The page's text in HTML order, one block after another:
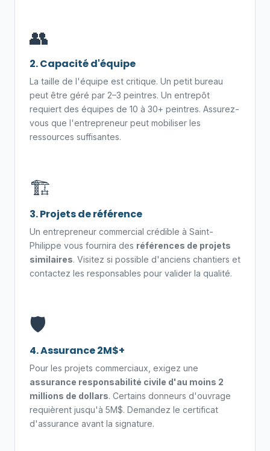
👥
2. Capacité d'équipe
La taille de l'équipe est critique. Un petit bureau
peut être géré par 2–3 peintres. Un entrepôt
requiert des équipes de 10 à 30+ peintres. Assurez-
vous que l'entrepreneur peut mobiliser les
ressources suffisantes.
🏗️
3. Projets de référence
Un entrepreneur commercial crédible à Saint-
Philippe vous fournira des références de projets
similaires. Visitez si possible d'anciens chantiers et
contactez les responsables pour valider la qualité.
🛡️
4. Assurance 2M$+
Pour les projets commerciaux, exigez une
assurance responsabilité civile d'au moins 2
millions de dollars. Certains donneurs d'ouvrage
requièrent jusqu'à 5M$. Demandez le certificat
d'assurance avant la signature.